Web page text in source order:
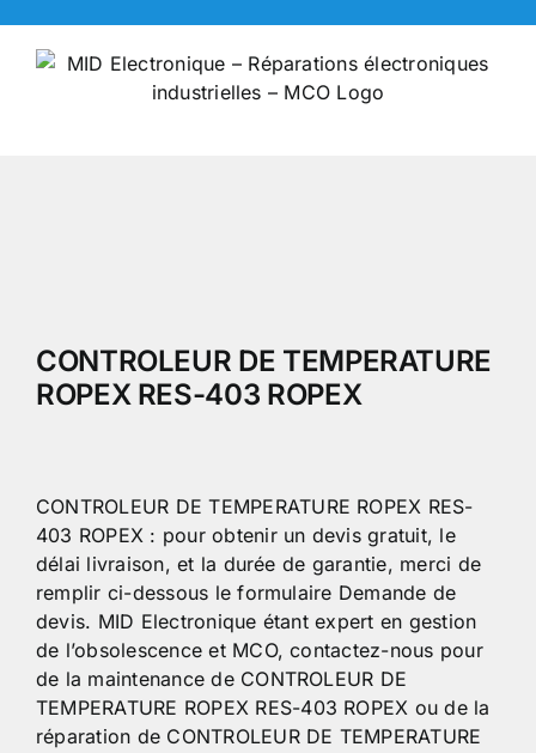
content
CONTROLEUR DE TEMPERATURE
ROPEX RES-403 ROPEX
CONTROLEUR DE TEMPERATURE ROPEX RES-
403 ROPEX : pour obtenir un devis gratuit, le
délai livraison, et la durée de garantie, merci de
remplir ci-dessous le formulaire Demande de
devis. MID Electronique étant expert en gestion
de l’obsolescence et MCO, contactez-nous pour
de la maintenance de CONTROLEUR DE
TEMPERATURE ROPEX RES-403 ROPEX ou de la
réparation de CONTROLEUR DE TEMPERATURE